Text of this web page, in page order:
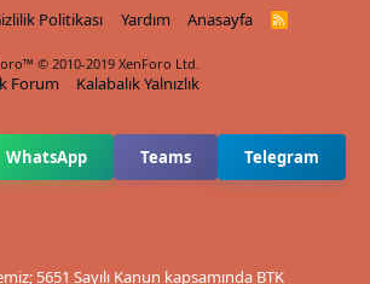
Politikası Yardım Anasayfa
R
© 2010-2019 XenForo Ltd.
Forum Kalabalık Yalnızlık
WhatsApp Teams Telegram
5651 Sayılı Kanun kapsamında BTK